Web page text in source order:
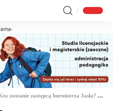
zostanie zastępcą burmistrza Jasła? Adam Kostrząb zdradza szczegóły